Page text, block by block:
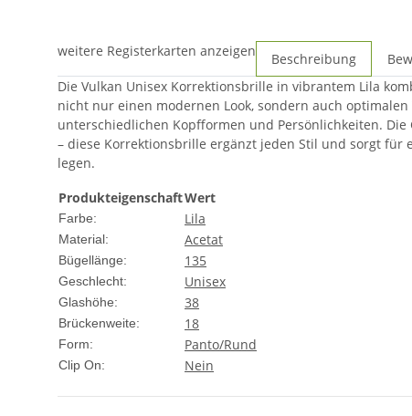
weitere Registerkarten anzeigen Beschreibung
Die Vulkan Unisex Korrektionsbrille in vibrantem Lila
nicht nur einen modernen Look, sondern auch
unterschiedlichen Kopfformen und Persönlichkeiten.
– diese Korrektionsbrille ergänzt jeden Stil und sorgt
legen.
ProdukteigenschaftWert
Farbe: Lila
Material: Acetat
Bügellänge: 135
Geschlecht: Unisex
Glashöhe: 38
Brückenweite: 18
Form: Panto/Rund
Clip On: Nein